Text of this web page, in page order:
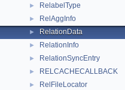
► RelabelType
► RelAggInfo
► RelationData
► RelationInfo
► RelationSyncEntry
► RELCACHECALLBACK
► RelFileLocator